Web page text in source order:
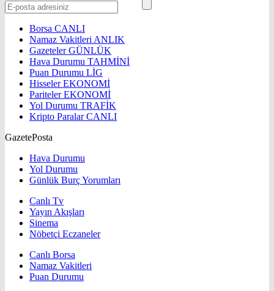
Borsa CANLI
Namaz Vakitleri ANLIK
GazetelerGÜNLÜK
Hava Durumu TAHMİNİ
Puan Durumu LİG
HisselerEKONOMİ
ParitelerEKONOMİ
Yol Durumu TRAFİK
Kripto ParalarCANLI
GazetePosta
Hava Durumu
Yol Durumu
Günlük Burç Yorumları
Canlı Tv
Yayın Akışları
Sinema
Nöbetçi Eczaneler
Canlı Borsa
Namaz Vakitleri
Puan Durumu